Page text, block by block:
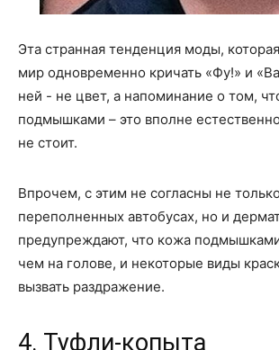
Эта странная тенденция моды,
мир одновременно кричать «Фу!» и
ней - не цвет, а напоминание о том,
подмышками – это вполне
не стоит.
Впрочем, с этим не согласны не
переполненных автобусах, но и
предупреждают, что кожа
чем на голове, и некоторые виды
вызвать раздражение.
4. Туфли-копыта